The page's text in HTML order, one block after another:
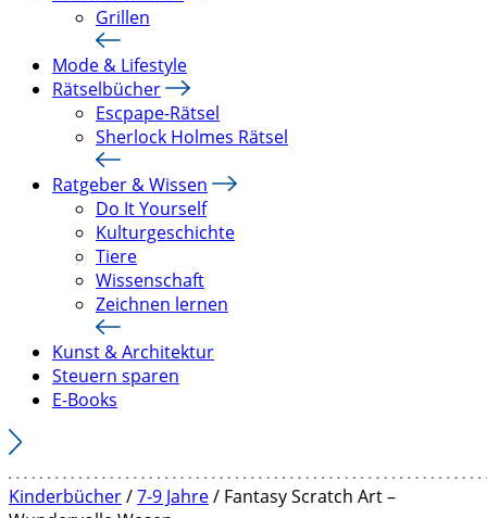
Grillen
Mode & Lifestyle
Rätselbücher
Escpape-Rätsel
Sherlock Holmes Rätsel
Ratgeber & Wissen
Do It Yourself
Kulturgeschichte
Tiere
Wissenschaft
Zeichnen lernen
Kunst & Architektur
Steuern sparen
E-Books
Kinderbücher/7-9 Jahre/ Fantasy Scratch Art –